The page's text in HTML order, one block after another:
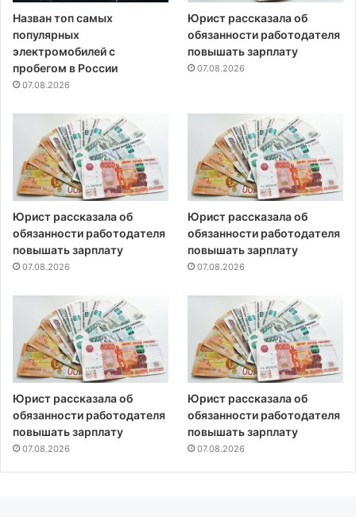
Назван топ самых
популярных
электромобилей с
пробегом в России
07.08.2026
Юрист рассказала об
обязанности работодателя
повышать зарплату
07.08.2026
Юрист рассказала об
обязанности работодателя
повышать зарплату
07.08.2026
Юрист рассказала об
обязанности работодателя
повышать зарплату
07.08.2026
Юрист рассказала об
обязанности работодателя
повышать зарплату
07.08.2026
Юрист рассказала об
обязанности работодателя
повышать зарплату
07.08.2026